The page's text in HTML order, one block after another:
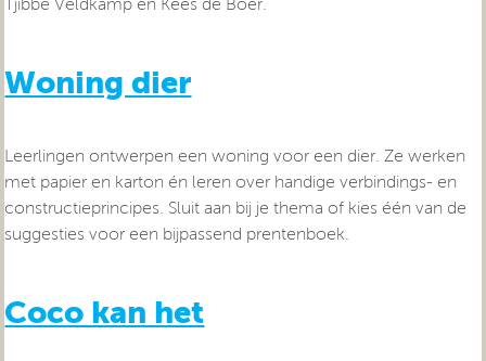
Tjibbe Veldkamp en Kees de Boer.
Woning dier
Leerlingen ontwerpen een woning voor een dier. Ze werken
met papier en karton én leren over handige verbindings- en
constructieprincipes. Sluit aan bij je thema of kies één van de
suggesties voor een bijpassend prentenboek.
Coco kan het